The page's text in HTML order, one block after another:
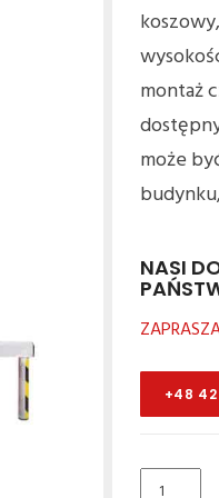
montaż
może
NASI
+48 42
ilość